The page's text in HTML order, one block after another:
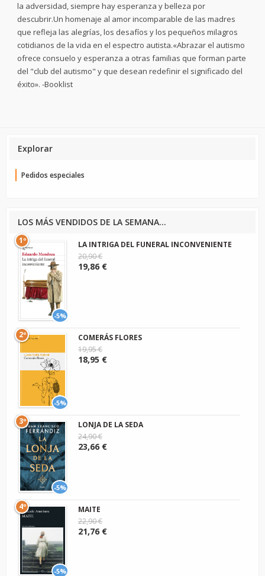
la adversidad, siempre hay esperanza y belleza por
descubrir.Un homenaje al amor incomparable de las madres
que refleja las alegrías, los desafíos y los pequeños milagros
cotidianos de la vida en el espectro autista.«Abrazar el autismo
ofrece consuelo y esperanza a otras familias que forman parte
del "club del autismo" y que desean redefinir el significado del
éxito». -Booklist
Explorar
Pedidos especiales
LOS MÁS VENDIDOS DE LA SEMANA...
-5%
1º
LA INTRIGA DEL FUNERAL INCONVENIENTE
20,90 €
19,86 €
-5%
2º
COMERÁS FLORES
19,95 €
18,95 €
-5%
3º
LONJA DE LA SEDA
24,90 €
23,66 €
-5%
4º
MAITE
22,90 €
21,76 €